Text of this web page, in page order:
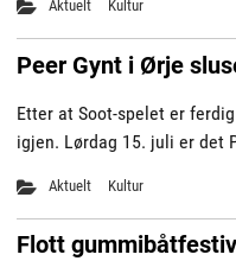
Aktuelt Kultur
Peer Gynt i Ørje
Etter at Soot-spelet er
igjen. Lørdag 15. juli er det
Aktuelt Kultur
Flott